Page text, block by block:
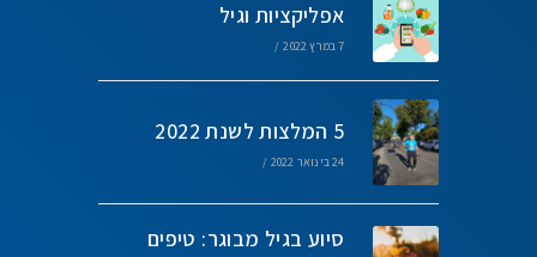
אפליקציות וגיל
7 במרץ 2022 /
5 המלצות לשנת 2022
24 בינואר 2022 /
סיוע בגיל מבוגר: טיפים